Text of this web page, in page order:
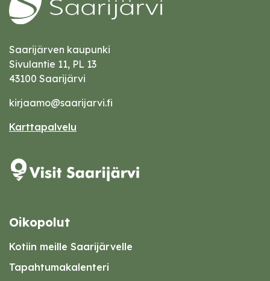
Saarijärven kaupunki
Sivulantie 11, PL 13
43100 Saarijärvi
kirjaamo@saarijarvi.fi
Karttapalvelu
Oikopolut
Kotiin meille Saarijärvelle
Tapahtumakalenteri